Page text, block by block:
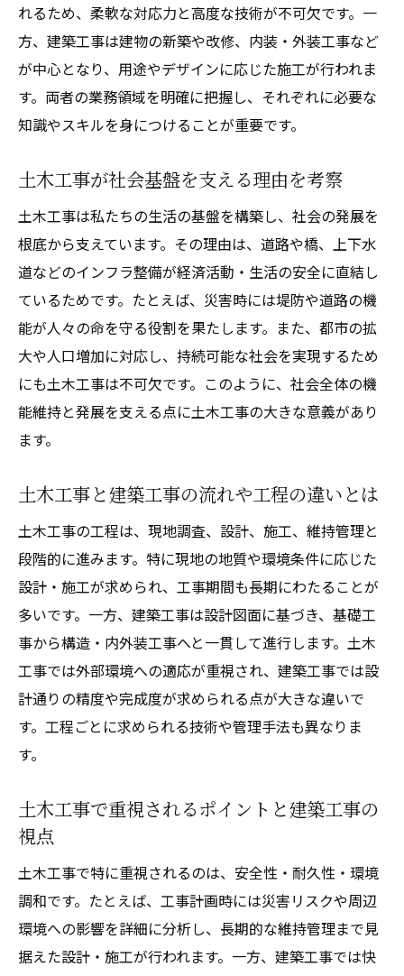
れるため、柔軟な対応力と高度な技術が不可欠です。一
方、建築工事は建物の新築や改修、内装・外装工事など
が中心となり、用途やデザインに応じた施工が行われま
す。両者の業務領域を明確に把握し、それぞれに必要な
知識やスキルを身につけることが重要です。
土木工事が社会基盤を支える理由を考察
土木工事は私たちの生活の基盤を構築し、社会の発展を
根底から支えています。その理由は、道路や橋、上下水
道などのインフラ整備が経済活動・生活の安全に直結し
ているためです。たとえば、災害時には堤防や道路の機
能が人々の命を守る役割を果たします。また、都市の拡
大や人口増加に対応し、持続可能な社会を実現するため
にも土木工事は不可欠です。このように、社会全体の機
能維持と発展を支える点に土木工事の大きな意義があり
ます。
土木工事と建築工事の流れや工程の違いとは
土木工事の工程は、現地調査、設計、施工、維持管理と
段階的に進みます。特に現地の地質や環境条件に応じた
設計・施工が求められ、工事期間も長期にわたることが
多いです。一方、建築工事は設計図面に基づき、基礎工
事から構造・内外装工事へと一貫して進行します。土木
工事では外部環境への適応が重視され、建築工事では設
計通りの精度や完成度が求められる点が大きな違いで
す。工程ごとに求められる技術や管理手法も異なりま
す。
土木工事で重視されるポイントと建築工事の
視点
土木工事で特に重視されるのは、安全性・耐久性・環境
調和です。たとえば、工事計画時には災害リスクや周辺
環境への影響を詳細に分析し、長期的な維持管理まで見
据えた設計・施工が行われます。一方、建築工事では快